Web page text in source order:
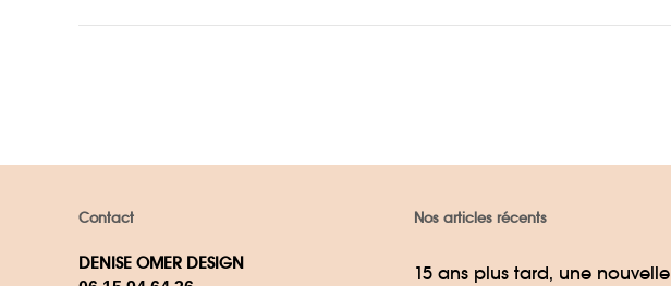
Contact
DENISE OMER DESIGN
Nos articles récents
15 ans plus tard, une nouvelle